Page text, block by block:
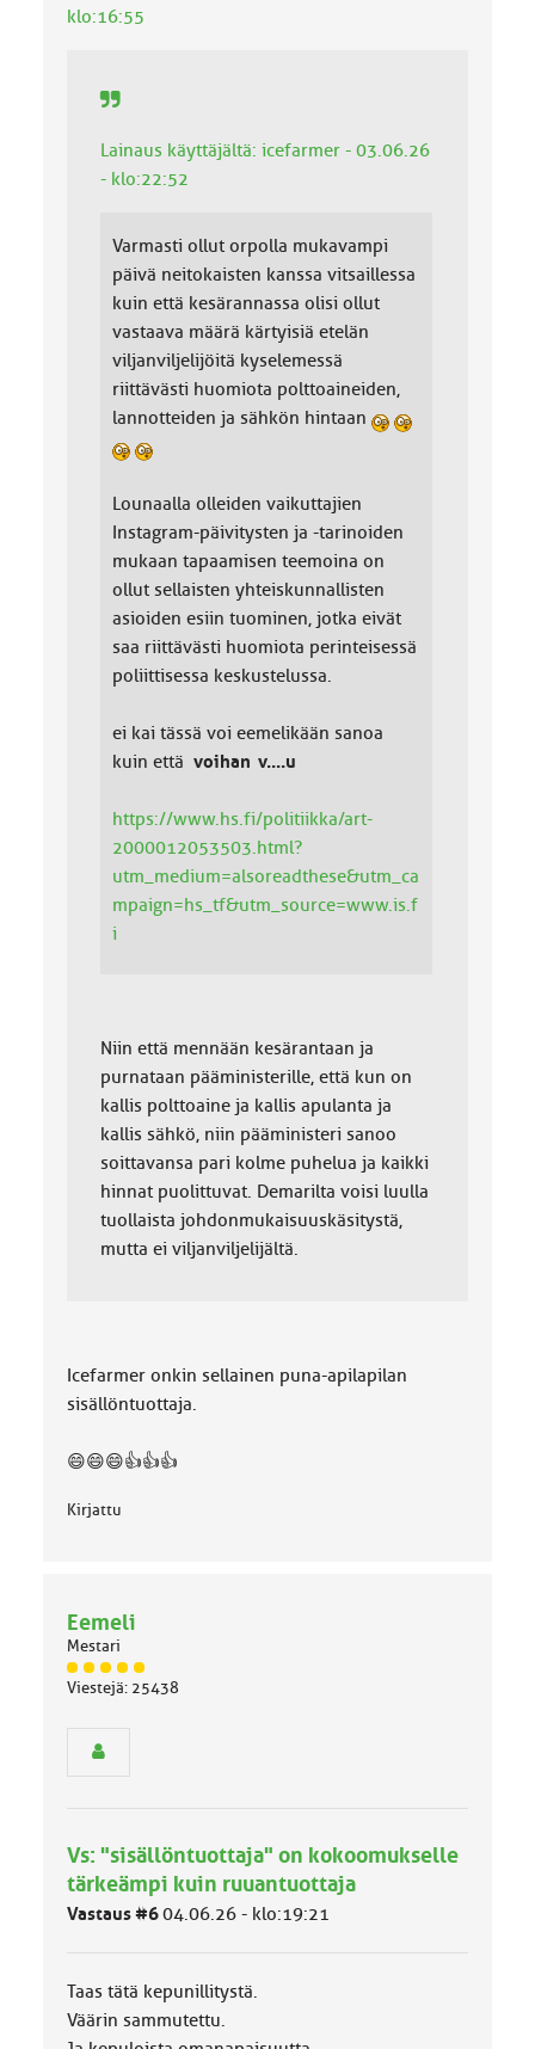
:klo:16:55
Lainaus käyttäjältä: icefarmer - 03.06.26
- klo:22:52
Varmasti ollut orpolla mukavampi
päivä neitokaisten kanssa vitsaillessa
kuin että kesärannassa olisi ollut
vastaava määrä kärtyisiä etelän
viljanviljelijöitä kyselemessä
riittävästi huomiota polttoaineiden,
lannotteiden ja sähkön hintaan
Lounaalla olleiden vaikuttajien
Instagram-päivitysten ja -tarinoiden
mukaan tapaamisen teemoina on
ollut sellaisten yhteiskunnallisten
asioiden esiin tuominen, jotka eivät
saa riittävästi huomiota perinteisessä
poliittisessa keskustelussa.
ei kai tässä voi eemelikään sanoa
kuin että voihan v....u
https://www.hs.fi/politiikka/art-
2000012053503.html?
utm_medium=alsoreadthese&utm_ca
mpaign=hs_tf&utm_source=www.is.f
i
Niin että mennään kesärantaan ja
purnataan pääministerille, että kun on
kallis polttoaine ja kallis apulanta ja
kallis sähkö, niin pääministeri sanoo
soittavansa pari kolme puhelua ja kaikki
hinnat puolittuvat. Demarilta voisi luulla
tuollaista johdonmukaisuuskäsitystä,
mutta ei viljanviljelijältä.
Icefarmer onkin sellainen puna-apilapilan
sisällöntuottaja.
😄😄😄👍👍👍
Kirjattu
Eemeli
Mestari
J
ä
m
ä
u
k
a
Viestejä: 25438
Vs: "sisällöntuottaja" on kokoomukselle
tärkeämpi kuin ruuantuottaja
Vastaus #604.06.26 - klo:19:21
Taas tätä kepunillitystä.
Väärin sammutettu.